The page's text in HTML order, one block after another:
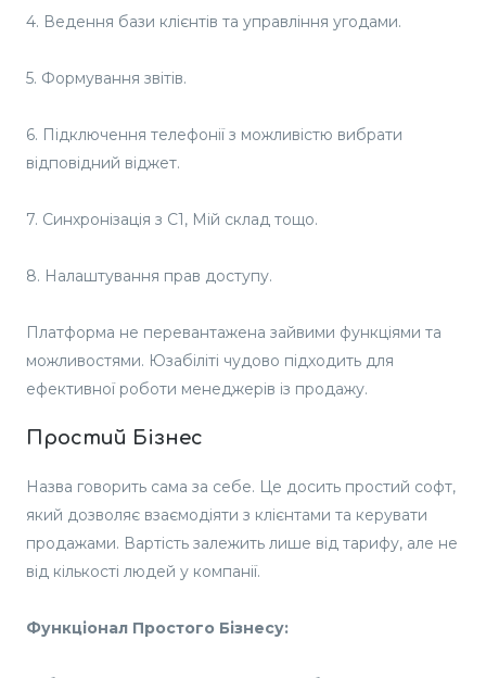
4. Ведення бази клієнтів та управління угодами.
5. Формування звітів.
6. Підключення телефонії з можливістю вибрати
відповідний віджет.
7. Синхронізація з С1, Мій склад тощо.
8. Налаштування прав доступу.
Платформа не перевантажена зайвими функціями та
можливостями. Юзабіліті чудово підходить для
ефективної роботи менеджерів із продажу.
Простий Бізнес
Назва говорить сама за себе. Це досить простий софт,
який дозволяє взаємодіяти з клієнтами та керувати
продажами. Вартість залежить лише від тарифу, але не
від кількості людей у компанії.
Функціонал Простого Бізнесу: